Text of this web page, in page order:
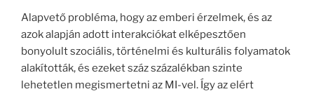
Alapvető probléma, hogy az emberi érzelmek, és az
azok alapján adott interakciókat elképesztően
bonyolult szociális, történelmi és kulturális folyamatok
alakították, és ezeket száz százalékban szinte
lehetetlen megismertetni az MI-vel. Így az elért